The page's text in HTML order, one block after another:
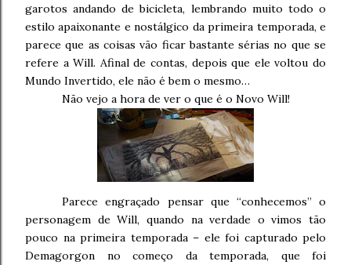
garotos andando de bicicleta, lembrando muito todo o
estilo apaixonante e nostálgico da primeira temporada, e
parece que as coisas vão ficar bastante sérias no que se
refere a Will. Afinal de contas, depois que ele voltou do
Mundo Invertido, ele não é bem o mesmo…
Não vejo a hora de ver o que é o Novo Will!
Parece engraçado pensar que “conhecemos” o
personagem de Will, quando na verdade o vimos tão
pouco na primeira temporada – ele foi capturado pelo
Demagorgon no começo da temporada, que foi